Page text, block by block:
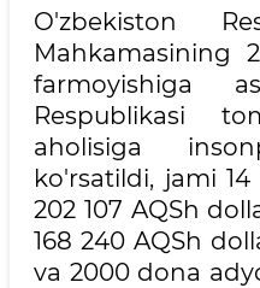
O'zbekiston
Mahkamasining
farmoyishiga
Respublikasi
aholisiga
ko'rsatildi, jami
202 107 AQSh
168 240 AQSh
va 2000 dona